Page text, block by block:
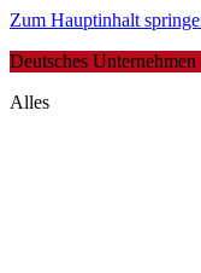
Zum Hauptinhalt
Deutsches
Alles